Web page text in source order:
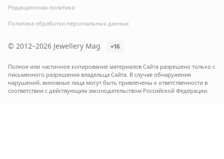
© 2012–2026 Jewellery Mag +16
Редакционная политика
Политика обработки персональных данных
Полное или частичное копирование материалов Сайта разрешено только с
письменного разрешения владельца Сайта. В случае обнаружения
нарушений, виновные лица могут быть привлечены к ответственности в
соответствии с действующим законодательством Российской Федерации.